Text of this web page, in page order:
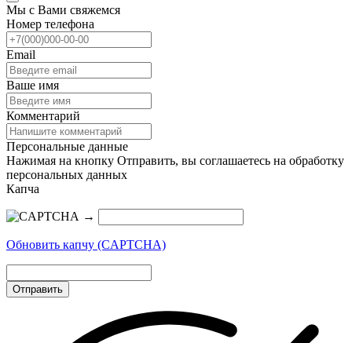
Мы с Вами свяжемся
Номер телефона
Email
Ваше имя
Комментарий
Персональные данные
Нажимая на кнопку Отправить, вы соглашаетесь на обработку
персональных данных
Капча
→
Обновить капчу (CAPTCHA)
Отправить